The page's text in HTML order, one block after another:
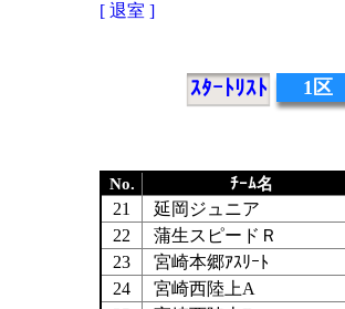
[ 退室 ]
ｽﾀｰﾄﾘｽﾄ 1区
No. ﾁｰﾑ名
21 延岡ジュニア
22
蒲生スピードＲ
23
宮崎本郷ｱｽﾘｰﾄ
24
宮崎西陸上A